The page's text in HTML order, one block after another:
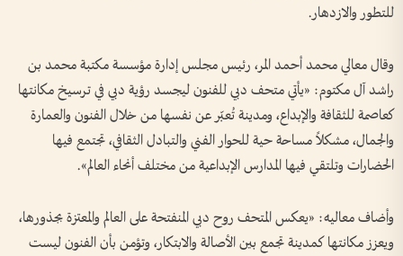
للتطور والازدهار.
وقال معالي محمد أحمد المر، رئيس مجلس إدارة مؤسسة مكتبة محمد بن
راشد آل مكتوم: «يأتي متحف دبي للفنون ليجسد رؤية دبي في ترسيخ مكانتها
كعاصمة للثقافة والإبداع، ومدينة تُعبّر عن نفسها من خلال الفنون والعمارة
والجمال، مشكلاً مساحة حية للحوار الفني والتبادل الثقافي، تجتمع فيها
الحضارات وتلتقي فيها المدارس الإبداعية من مختلف أنحاء العالم».
وأضاف معاليه: «يعكس المتحف روح دبي المنفتحة على العالم والمعتزة بجذورها،
ويعزز مكانتها كمدينة تجمع بين الأصالة والابتكار، وتؤمن بأن الفنون ليست